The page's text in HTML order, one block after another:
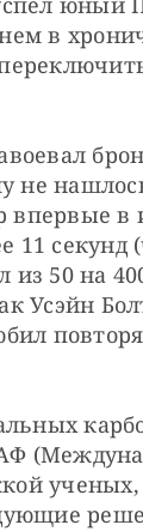
в
не
впервые в
11 секунд
50 на
Усэйн